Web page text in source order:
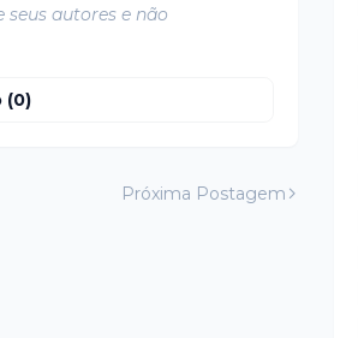
seus autores e não
(0)
Próxima Postagem